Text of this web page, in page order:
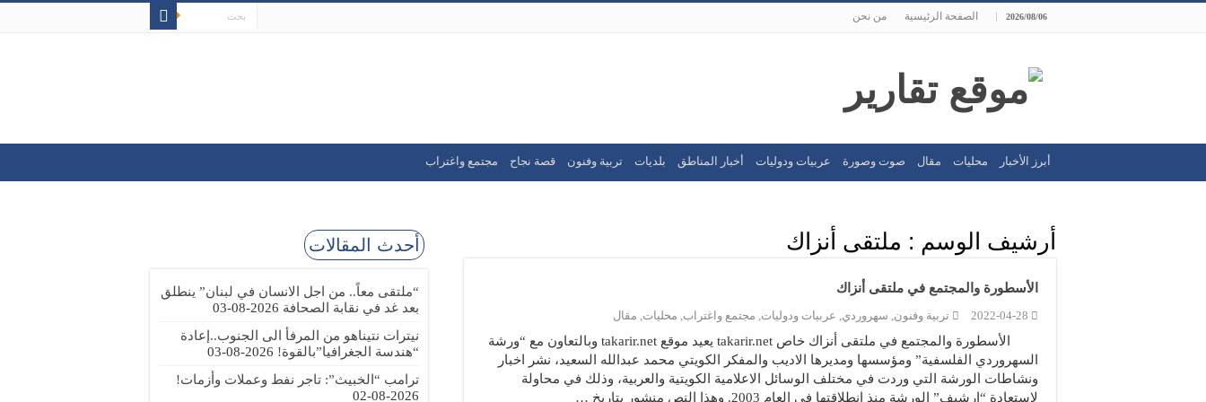
2026/08/06 الصفحة الرئيسية من نحن
أبرز الأخبار محليات مقال صوت وصورة عربيات ودوليات أخبار المناطق بلديات تربية وفنون قصة نجاح مجتمع واغتراب
أرشيف الوسم : ملتقى أنزاك
الأسطورة والمجتمع في ملتقى أنزاك
2022-04-28 تربية وفنون سهروردي عربيات ودوليات مجتمع واغتراب محليات مقال
الأسطورة والمجتمع في ملتقى أنزاك خاص takarir.net يعيد موقع takarir.net وبالتعاون مع “ورشة
السهروردي الفلسفية” ومؤسسها ومديرها الاديب والمفكر الكويتي محمد عبدالله السعيد، نشر اخبار
ونشاطات الورشة التي وردت في مختلف الوسائل الاعلامية الكويتية والعربية، وذلك في محاولة
لإستعادة “ارشيف” الورشة منذ انطلاقتها في العام 2003. وهذا النص منشور بتاريخ …
أحدث المقالات
“ملتقى معاً.. من اجل الانسان في لبنان” ينطلق
بعد غد في نقابة الصحافة 2026-08-03
نيترات نتيناهو من المرفأ الى الجنوب..إعادة
“هندسة الجغرافيا”بالقوة! 2026-08-03
ترامب “الخبيث”: تاجر نفط وعملات وأزمات!
2026-08-02